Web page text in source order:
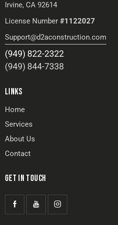
Irvine, CA 92614
License Number #1122027
Support@d2aconstruction.com
(949) 822-2322
(949) 844-7338
LINKS
Home
Services
About Us
Contact
GET IN TOUCH